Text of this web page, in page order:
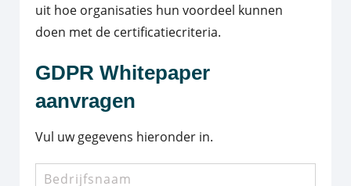
uit hoe organisaties hun voordeel kunnen
doen met de certificatiecriteria.
GDPR Whitepaper
aanvragen
Vul uw gegevens hieronder in.
Bedrijfsnaam